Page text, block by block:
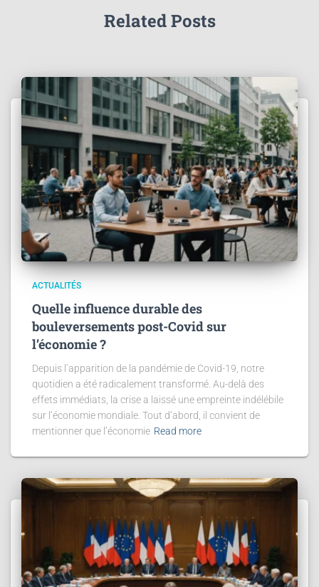
Related Posts
ACTUALITÉS
Quelle influence durable des
bouleversements post-Covid sur
l’économie ?
Depuis l’apparition de la pandémie de Covid-19, notre
quotidien a été radicalement transformé. Au-delà des
effets immédiats, la crise a laissé une empreinte indélébile
sur l’économie mondiale. Tout d’abord, il convient de
mentionner que l’économie Read more